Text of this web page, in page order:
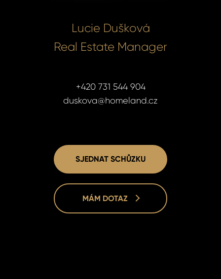
Lucie Dušková
Real Estate Manager
+420 731 544 904
duskova@homeland.cz
SJEDNAT SCHŮZKU
MÁM DOTAZ